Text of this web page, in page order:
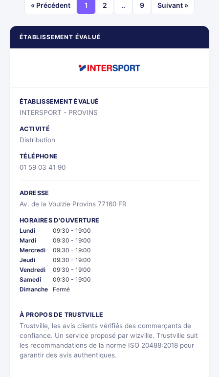
ÉTABLISSEMENT ÉVALUÉ
ÉTABLISSEMENT ÉVALUÉ
INTERSPORT - PROVINS
ACTIVITÉ
Distribution
TÉLÉPHONE
01 59 03 41 90
ADRESSE
Av. de la Voulzie Provins 77160 FR
HORAIRES D'OUVERTURE
Lundi
09:30 - 19:00
Mardi
09:30 - 19:00
Mercredi
09:30 - 19:00
Jeudi
09:30 - 19:00
Vendredi
09:30 - 19:00
Samedi
09:30 - 19:00
Dimanche
Fermé
À PROPOS DE TRUSTVILLE
Trustville, les avis clients vérifiés des commerçants de
confiance. Un service proposé par wizville. Trustville suit
les recommandations de la norme ISO 20488:2018 pour
garantir des avis authentiques.
« Précédent 1 2 .. 9 Suivant »